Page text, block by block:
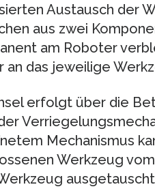
Austausch der
aus zwei
am Roboter
an das jeweilige
erfolgt über die
Mechanismus
Werkzeug